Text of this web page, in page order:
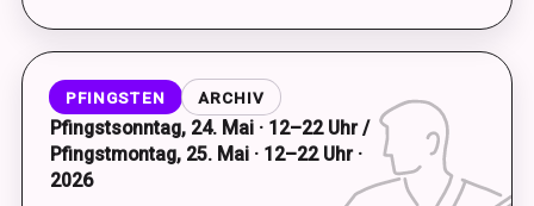
PFINGSTEN ARCHIV
Pfingstsonntag, 24. Mai · 12–22 Uhr /
Pfingstmontag, 25. Mai · 12–22 Uhr ·
2026